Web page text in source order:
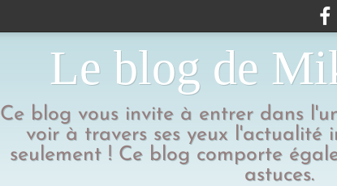
Le blog de
Ce blog vous invite à entrer dans
voir à travers ses yeux l'actualité
seulement ! Ce blog comporte
astuces.